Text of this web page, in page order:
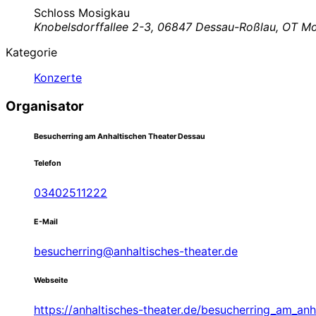
Schloss Mosigkau
Knobelsdorffallee 2-3, 06847 Dessau-Roßlau, OT
Kategorie
Konzerte
Organisator
Besucherring am Anhaltischen Theater Dessau
Telefon
03402511222
E-Mail
besucherring@anhaltisches-theater.de
Webseite
https://anhaltisches-theater.de/